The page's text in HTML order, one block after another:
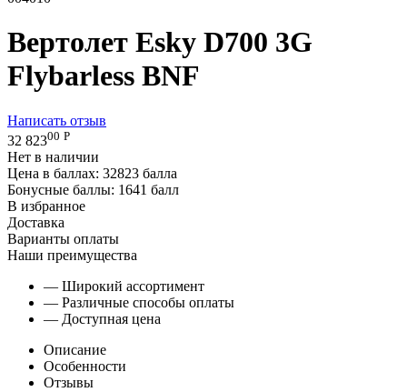
Вертолет Esky D700 3G
Flybarless BNF
Написать отзыв
32 82300 Р
Нет в наличии
Цена в баллах: 32823 балла
Бонусные баллы: 1641 балл
В избранное
Доставка
Варианты оплаты
Наши преимущества
— Широкий ассортимент
— Различные способы оплаты
— Доступная цена
Описание
Особенности
Отзывы